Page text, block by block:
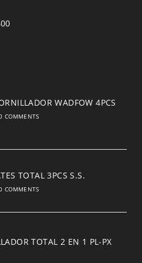
Opens
WADFOW 4PCS
COMMENTS
TOTAL 3PCS S.S.
COMMENTS
TOTAL 2 EN 1 PL-PX